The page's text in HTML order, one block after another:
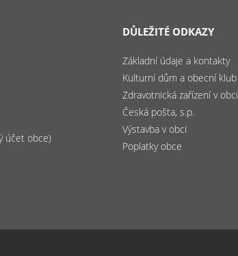
účet obce)
DŮLEŽITÉ ODKAZY
Základní údaje a kontakty
Kulturní dům a obecní klub
Zdravotnická zařízení v obci
Česká pošta, s.p.
Výstavba v obci
Poplatky obce